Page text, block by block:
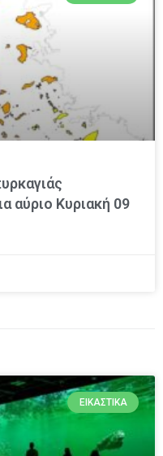
αύριο Κυριακή 09
ΕΙΚΑΣΤΙΚΆ